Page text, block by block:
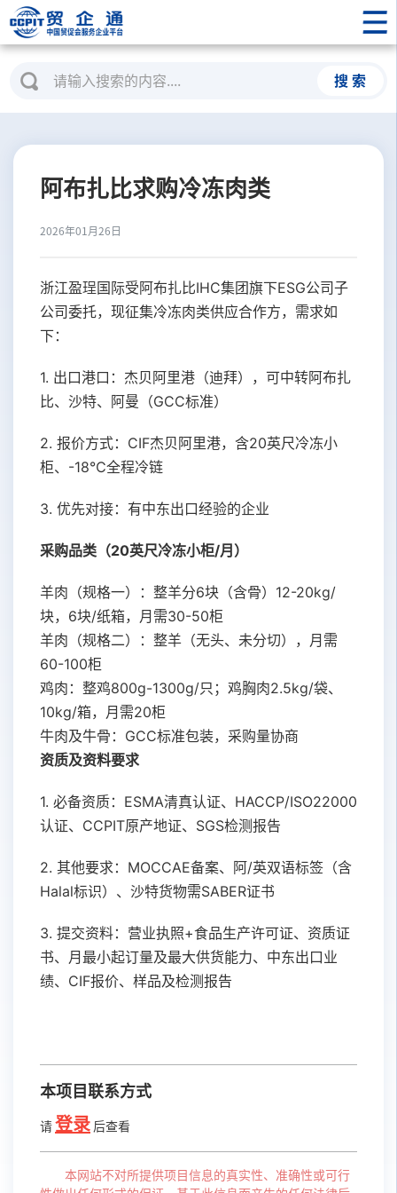
搜 索
阿布扎比求购冷冻肉类
2026年01月26日
浙江盈珵国际受阿布扎比IHC集团旗下ESG公司子
公司委托，现征集冷冻肉类供应合作方，需求如
下：
1. 出口港口：杰贝阿里港（迪拜），可中转阿布扎
比、沙特、阿曼（GCC标准）
2. 报价方式：CIF杰贝阿里港，含20英尺冷冻小
柜、-18℃全程冷链
3. 优先对接：有中东出口经验的企业
采购品类（20英尺冷冻小柜/月）
羊肉（规格一）：整羊分6块（含骨）12-20kg/
块，6块/纸箱，月需30-50柜
羊肉（规格二）：整羊（无头、未分切），月需
60-100柜
鸡肉：整鸡800g-1300g/只；鸡胸肉2.5kg/袋、
10kg/箱，月需20柜
牛肉及牛骨：GCC标准包装，采购量协商
资质及资料要求
1. 必备资质：ESMA清真认证、HACCP/ISO22000
认证、CCPIT原产地证、SGS检测报告
2. 其他要求：MOCCAE备案、阿/英双语标签（含
Halal标识）、沙特货物需SABER证书
3. 提交资料：营业执照+食品生产许可证、资质证
书、月最小起订量及最大供货能力、中东出口业
绩、CIF报价、样品及检测报告
本项目联系方式
请 登录 后查看
本网站不对所提供项目信息的真实性、准确性或可行